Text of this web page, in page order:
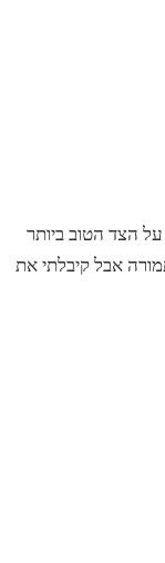
הצד הטוב ביותר
אבל קיבלתי את